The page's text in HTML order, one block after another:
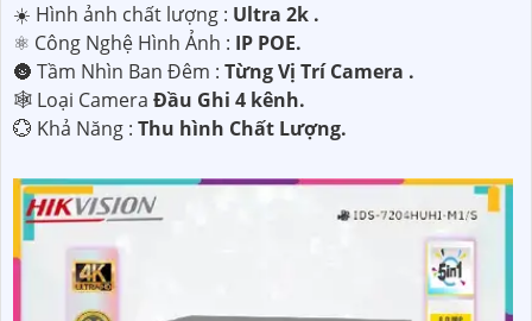
☀️ Hình ảnh chất lượng : Ultra 2k .
⚛️ Công Nghệ Hình Ảnh : IP POE.
🌚 Tầm Nhìn Ban Đêm : Từng Vị Trí Camera .
🕸️ Loại Camera Đầu Ghi 4 kênh.
️💮 Khả Năng : Thu hình Chất Lượng.